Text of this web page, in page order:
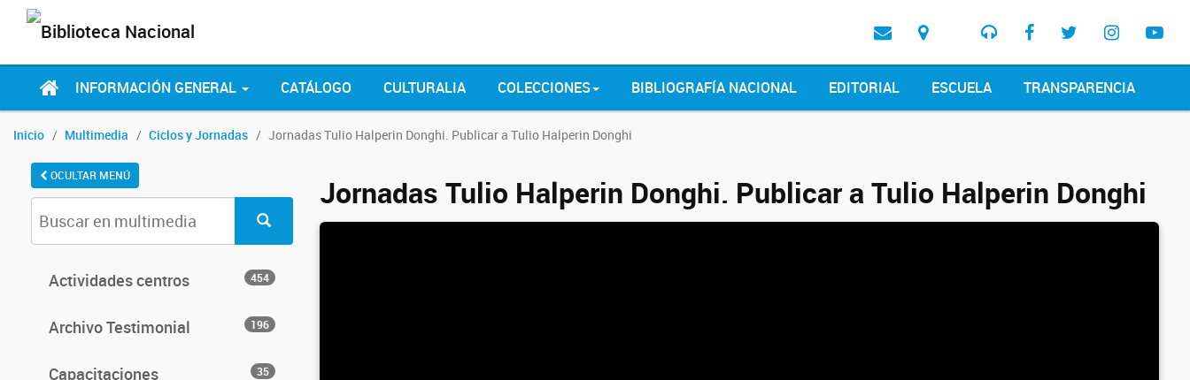
INFORMACIÓN GENERAL CATÁLOGO CULTURALIA COLECCIONES BIBLIOGRAFÍA NACIONAL EDITORIAL ESCUELA TRANSPARENCIA
Inicio Multimedia Ciclos y Jornadas Jornadas Tulio Halperin Donghi. Publicar a Tulio Halperin Donghi
OCULTAR MENÚ
Actividades centros 454
Archivo Testimonial 196
Capacitaciones 35
Jornadas Tulio Halperin Donghi. Publicar a Tulio Halperin Donghi